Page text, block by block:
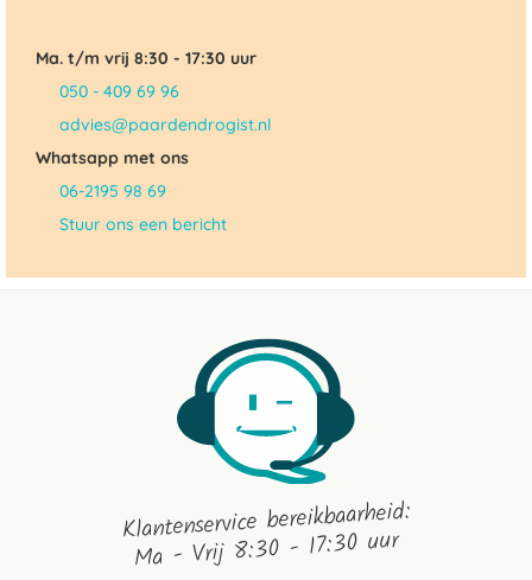
Ma. t/m vrij 8:30 - 17:30 uur
050 - 409 69 96
advies@paardendrogist.nl
Whatsapp met ons
06-2195 98 69
Stuur ons een bericht
Klantenservice bereikbaarheid:
Ma - Vrij 8:30 - 17:30 uur